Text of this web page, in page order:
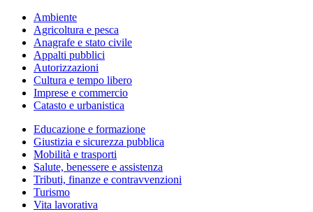
Ambiente
Agricoltura e pesca
Anagrafe e stato civile
Appalti pubblici
Autorizzazioni
Cultura e tempo libero
Imprese e commercio
Catasto e urbanistica
Educazione e formazione
Giustizia e sicurezza pubblica
Mobilità e trasporti
Salute, benessere e assistenza
Tributi, finanze e contravvenzioni
Turismo
Vita lavorativa